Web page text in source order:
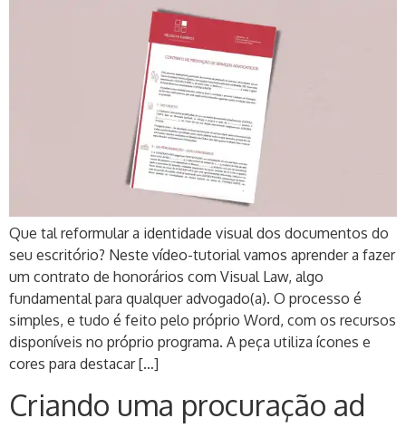
Que tal reformular a identidade visual dos documentos do
seu escritório? Neste vídeo-tutorial vamos aprender a fazer
um contrato de honorários com Visual Law, algo
fundamental para qualquer advogado(a). O processo é
simples, e tudo é feito pelo próprio Word, com os recursos
disponíveis no próprio programa. A peça utiliza ícones e
cores para destacar […]
Criando uma procuração ad